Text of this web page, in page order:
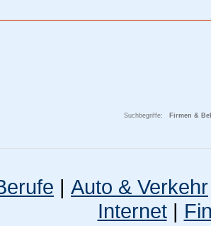
Suchbegriffe: Firmen &
| Auto & Verkehr
Internet|